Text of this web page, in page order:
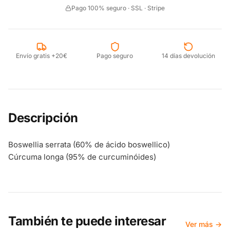
Pago 100% seguro · SSL · Stripe
Envío gratis +20€ Pago seguro 14 días devolución
Descripción
Boswellia serrata (60% de ácido boswellico)
Cúrcuma longa (95% de curcuminóides)
También te puede interesar Ver más →